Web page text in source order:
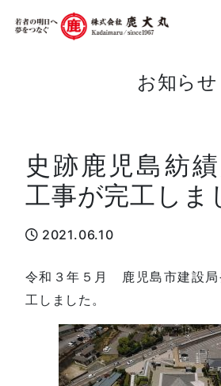
お知らせ
史跡鹿児島紡
工事が完工しま
2021.06.10
令和３年５月 鹿児島市建設局
工しました。